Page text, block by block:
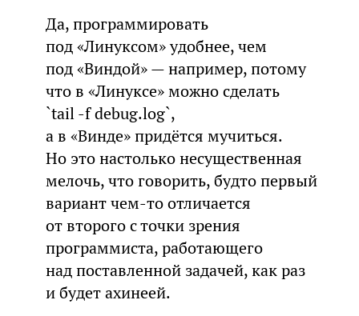
Да, программировать
под «Линуксом» удобнее, чем
под «Виндой» — например, потому
что в «Линуксе» можно сделать
`tail -f debug.log`,
а в «Винде» придётся мучиться.
Но это настолько несущественная
мелочь, что говорить, будто первый
вариант чем-то отличается
от второго с точки зрения
программиста, работающего
над поставленной задачей, как раз
и будет ахинеей.